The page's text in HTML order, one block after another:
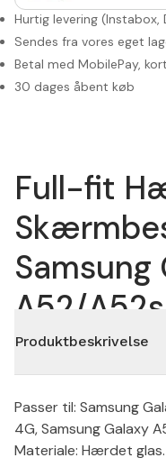
Hurtig levering (Instabox,
Sendes fra vores eget
Betal med MobilePay,
30 dages åbent køb
Full-fit
Samsung
A52/A52s
Produktbeskrivelse
Passer til: Samsung
4G, Samsung Galaxy
Materiale: Hærdet glas.